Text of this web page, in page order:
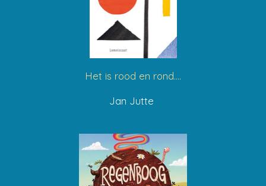
Het is rood en rond....
Jan Jutte